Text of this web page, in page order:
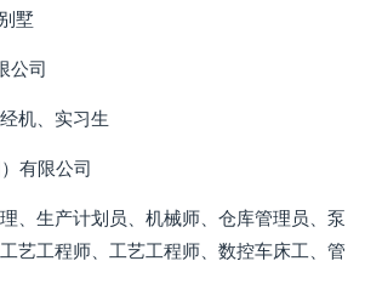
墅
公司
机、实习生
有限公司
、生产计划员、机械师、仓库管理员、泵
艺工程师、工艺工程师、数控车床工、管